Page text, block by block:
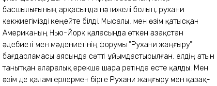
басшылығының арқасында нәтижелі болып, рухани
көкжиегімізді кеңейте білді. Мысалы, мен өзім қатысқан
Американың Нью-Йорк қаласында өткен Қазақстан
әдебиеті мен мәдениетінің форумы "Рухани жаңғыру"
бағдарламасы аясында сәтті ұйымдастырылған, елдің атын
танытқан еларалық ерекше шара ретінде есте қалды. Мен
өзім де қаламгерлермен бірге Рухани жаңғыру мен қазақ-